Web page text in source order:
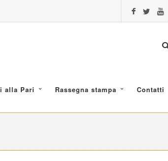
alla Pari Rassegna stampa Contatti